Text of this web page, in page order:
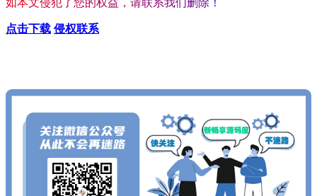
如本文侵犯了您的权益 ， 请联系我们删 除 ！
点击下载 侵权联系